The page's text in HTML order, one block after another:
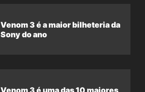
Venom 3 é a maior bilheteria da
Sony do ano
Venom 3 é uma das 10 maiores